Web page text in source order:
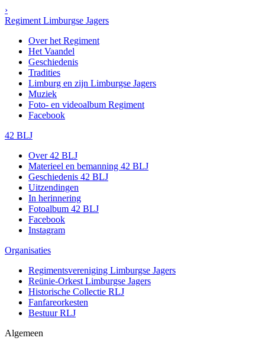
›
Regiment Limburgse Jagers
Over het Regiment
Het Vaandel
Geschiedenis
Tradities
Limburg en zijn Limburgse Jagers
Muziek
Foto- en videoalbum Regiment
Facebook
42 BLJ
Over 42 BLJ
Materieel en bemanning 42 BLJ
Geschiedenis 42 BLJ
Uitzendingen
In herinnering
Fotoalbum 42 BLJ
Facebook
Instagram
Organisaties
Regimentsvereniging Limburgse Jagers
Reünie-Orkest Limburgse Jagers
Historische Collectie RLJ
Fanfareorkesten
Bestuur RLJ
Algemeen